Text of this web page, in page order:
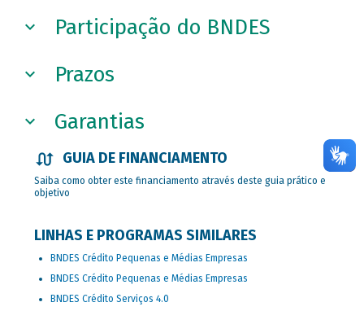
Participação do BNDES
Prazos
Garantias
GUIA DE FINANCIAMENTO
Saiba como obter este financiamento através deste guia prático e
objetivo
LINHAS E PROGRAMAS SIMILARES
BNDES Crédito Pequenas e Médias Empresas
BNDES Crédito Pequenas e Médias Empresas
BNDES Crédito Serviços 4.0